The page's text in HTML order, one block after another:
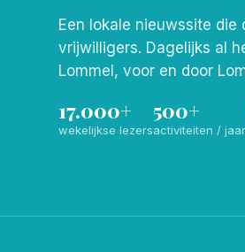
Een lokale nieuwssite die
vrijwilligers. Dagelijks al
Lommel, voor en door
17.000+
wekelijkse lezers
500+
activiteiten / jaar